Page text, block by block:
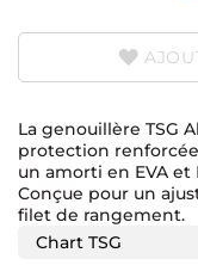
La genouillère TSG
protection
un amorti en EVA et
Conçue pour un
filet de rangement.
Chart TSG